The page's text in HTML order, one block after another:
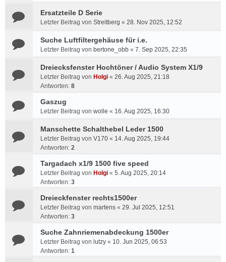
Ersatzteile D Serie
Letzter Beitrag von Streitberg « 28. Nov 2025, 12:52
Suche Luftfiltergehäuse für i.e.
Letzter Beitrag von bertone_obb « 7. Sep 2025, 22:35
Dreiecksfenster Hochtöner / Audio System X1/9
Letzter Beitrag von Holgi « 26. Aug 2025, 21:18
Antworten: 8
Gaszug
Letzter Beitrag von wolle « 16. Aug 2025, 16:30
Manschette Schalthebel Leder 1500
Letzter Beitrag von V170 « 14. Aug 2025, 19:44
Antworten: 2
Targadach x1/9 1500 five speed
Letzter Beitrag von Holgi « 5. Aug 2025, 20:14
Antworten: 3
Dreieckfenster rechts1500er
Letzter Beitrag von martens « 29. Jul 2025, 12:51
Antworten: 3
Suche Zahnriemenabdeckung 1500er
Letzter Beitrag von lutzy « 10. Jun 2025, 06:53
Antworten: 1